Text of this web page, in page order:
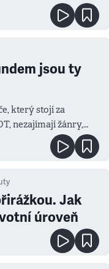
jsou ty
který stojí za
nezajímají žánry,
Jak
úroveň